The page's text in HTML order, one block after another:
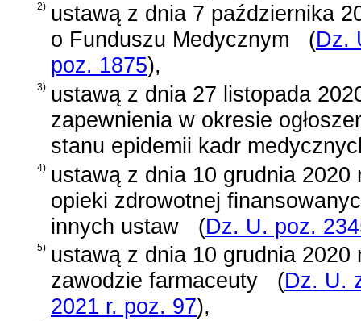
2) ustawą z dnia 7 października
o Funduszu Medycznym
(Dz.
poz. 1875),
3) ustawą z dnia 27 listopada
zapewnienia w okresie
stanu epidemii kadr
4) ustawą z dnia 10 grudnia
opieki zdrowotnej
innych ustaw
(Dz. U. poz.
5) ustawą z dnia 10 grudnia 2020
zawodzie farmaceuty
(Dz. U.
2021 r. poz. 97),